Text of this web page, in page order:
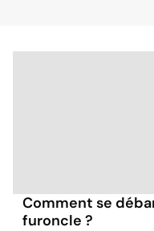
Comment se
furoncle ?